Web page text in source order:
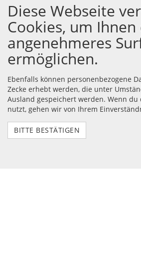
Diese Webseite
Cookies, um Ihnen
angenehmeres
ermöglichen.
Ebenfalls können personenbezogene
Zecke erhebt werden, die unter
Ausland gespeichert werden. Wenn
nutzt, gehen wir von Ihrem
BITTE BESTÄTIGEN